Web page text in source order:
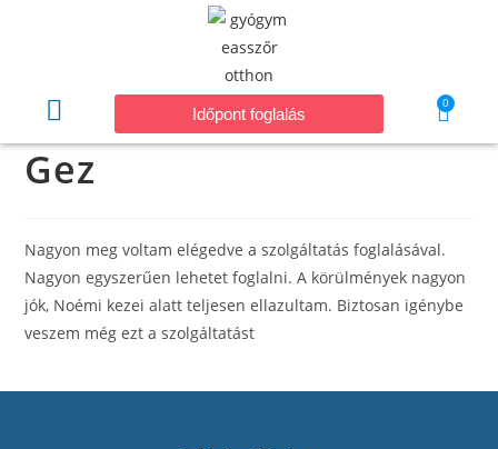
Időpont foglalás
0
Gez
Nagyon meg voltam elégedve a szolgáltatás foglalásával.
Nagyon egyszerűen lehetet foglalni. A körülmények nagyon
jók, Noémi kezei alatt teljesen ellazultam. Biztosan igénybe
veszem még ezt a szolgáltatást